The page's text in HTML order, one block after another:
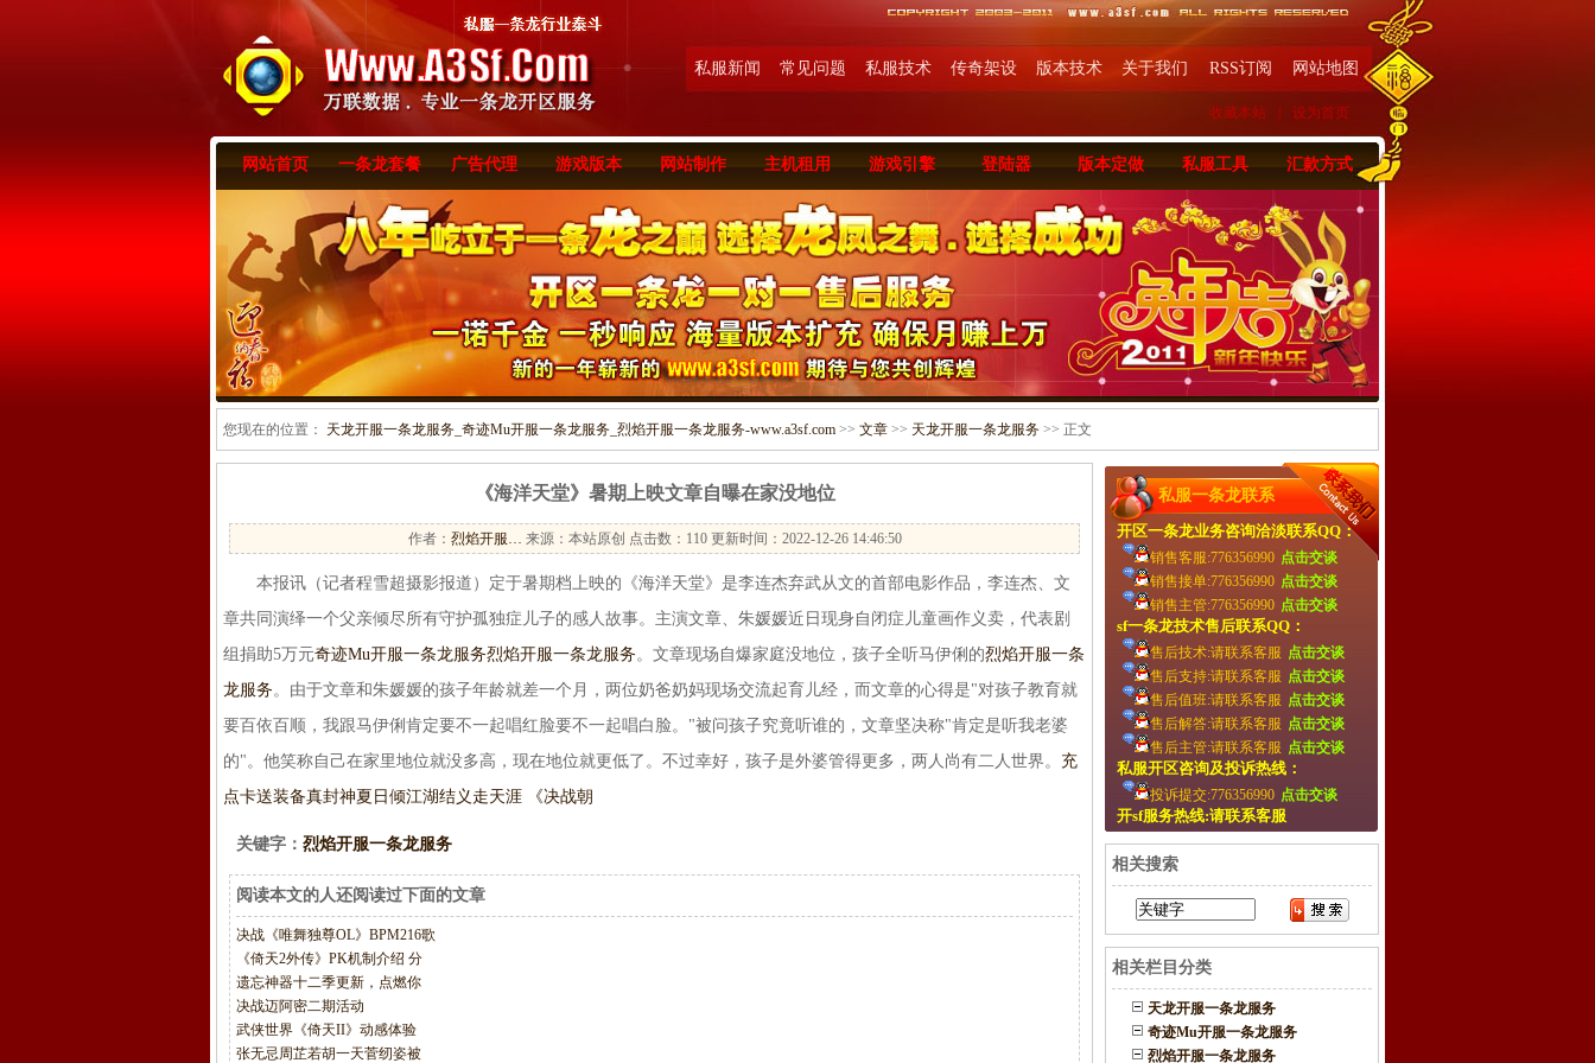
私服新闻 常见问题 私服技术 传奇架设 版本技术 关于我们 RSS订阅 网站地图
收藏本站 设为首页
网站首页 一条龙套餐 广告代理 游戏版本 网站制作 主机租用 游戏引擎 登陆器 版本定做 私服工具 汇款方式
您现在的位置： 天龙开服一条龙服务_奇迹Mu开服一条龙服务_烈焰开服一条龙服务-www.a3sf.com >> 文章 >> 天龙开服一条龙服务 >> 正文
《海洋天堂》暑期上映文章自曝在家没地位
作者： 烈焰开服… 来源：本站原创 点击数： 110 更新时间：2022-12-26 14:46:50
本报讯（记者程雪超摄影报道）定于暑期档上映的《海洋天堂》是李连杰弃武从文的首部电影作品，李连杰、文
章共同演绎一个父亲倾尽所有守护孤独症儿子的感人故事。主演文章、朱媛媛近日现身自闭症儿童画作义卖，代表剧
组捐助5万元奇迹Mu开服一条龙服务烈焰开服一条龙服务。文章现场自爆家庭没地位，孩子全听马伊俐的烈焰开服一条
龙服务。由于文章和朱媛媛的孩子年龄就差一个月，两位奶爸奶妈现场交流起育儿经，而文章的心得是"对孩子教育就
要百依百顺，我跟马伊俐肯定要不一起唱红脸要不一起唱白脸。"被问孩子究竟听谁的，文章坚决称"肯定是听我老婆
的"。他笑称自己在家里地位就没多高，现在地位就更低了。不过幸好，孩子是外婆管得更多，两人尚有二人世界。 充
点卡送装备真封神夏日倾江湖结义走天涯 《决战朝
关键字： 烈焰开服一条龙服务
阅读本文的人还阅读过下面的文章
决战《唯舞独尊OL》BPM216歌
《倚天2外传》PK机制介绍 分
遗忘神器十二季更新，点燃你
决战迈阿密二期活动
武侠世界《倚天II》动感体验
张无忌周芷若胡一天菅纫姿被
私服一条龙联系
开区一条龙业务咨询洽淡联系QQ：
销售客服:776356990 点击交谈
销售接单:776356990 点击交谈
销售主管:776356990 点击交谈
sf一条龙技术售后联系QQ：
售后技术:请联系客服 点击交谈
售后支持:请联系客服 点击交谈
售后值班:请联系客服 点击交谈
售后解答:请联系客服 点击交谈
售后主管:请联系客服 点击交谈
私服开区咨询及投诉热线：
投诉提交:776356990 点击交谈
开sf服务热线:请联系客服
相关搜索
相关栏目分类
天龙开服一条龙服务
奇迹Mu开服一条龙服务
烈焰开服一条龙服务